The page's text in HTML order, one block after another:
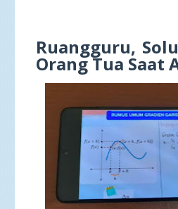
Ruangguru,
Orang Tua Saat